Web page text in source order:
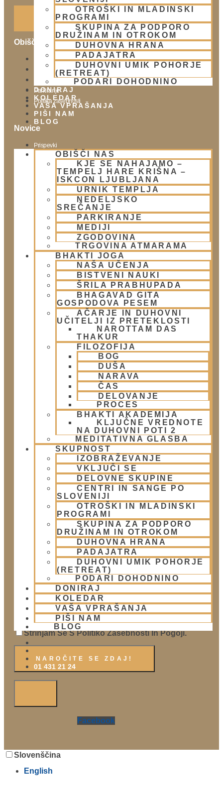
OTROŠKI IN MLADINSKI
PROGRAMI
SKUPINA ZA PODPORO
DRUŽINAM IN OTROKOM
DUHOVNA HRANA
PADAJATRA
DUHOVNI UMIK POHORJE
(RETREAT)
PODARI DOHODNINO
DONIRAJ
KOLEDAR
VAŠA VPRAŠANJA
PIŠI NAM
BLOG
OBIŠČI NAS
KJE SE NAHAJAMO –
TEMPELJ HARE KRIŠNA –
ISKCON LJUBLJANA
URNIK TEMPLJA
NEDELJSKO
SREČANJE
PARKIRANJE
MEDIJI
ZGODOVINA
TRGOVINA ATMARAMA
BHAKTI JOGA
NAŠA UČENJA
BISTVENI NAUKI
ŠRILA PRABHUPADA
BHAGAVAD GITA
GOSPODOVA PESEM
AČARJE IN DUHOVNI
UČITELJI IZ PRETEKLOSTI
NAROTTAM DAS
THAKUR
FILOZOFIJA
BOG
DUŠA
NARAVA
ČAS
DELOVANJE
PROCES
BHAKTI AKADEMIJA
KLJUČNE VREDNOTE
NA DUHOVNI POTI 2
MEDITATIVNA GLASBA
SKUPNOST
IZOBRAŽEVANJE
VKLJUČI SE
DELOVNE SKUPINE
CENTRI IN SANGE PO
SLOVENIJI
OTROŠKI IN MLADINSKI
PROGRAMI
SKUPINA ZA PODPORO
DRUŽINAM IN OTROKOM
DUHOVNA HRANA
PADAJATRA
DUHOVNI UMIK POHORJE
(RETREAT)
PODARI DOHODNINO
DONIRAJ
KOLEDAR
VAŠA VPRAŠANJA
PIŠI NAM
BLOG
01 431 21 24
Klikni gumb spodaj.
Doniraj
Obišči nas
Lokacija
Urnik templja
Nedeljsko srečanje
Parkiranje
Politika zasebnosti
Novice
Prispevki
Aktualni dogodki
E-novice
Trgovina Atmarama
Žibertova 27, Ljubljana
01 431 21 24
info@harekrisna.net
Naročite se na Krišnove novičke
Prosim Potrdite Vaše Naročilo Na Prejemanje
Nekatera Polja Manjkajo Ali So Napačna!
Priimek
E-Naslov
Strinjam Se S Politiko Zasebnosti In Pogoji.
Facebook
Slovenščina
English